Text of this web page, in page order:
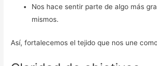
Nos hace sentir parte de algo más
mismos.
Así, fortalecemos el tejido que nos une